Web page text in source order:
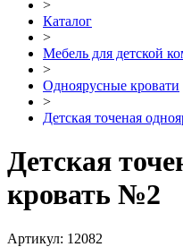
>
Каталог
>
Мебель для детской
>
Одноярусные кровати
>
Детская точеная
Детская
кровать №2
Артикул: 12082